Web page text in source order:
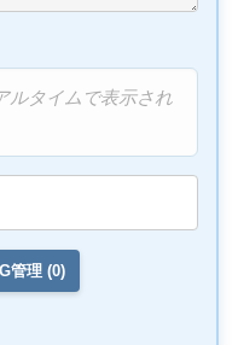
ルタイムで表示され
管理 (0)